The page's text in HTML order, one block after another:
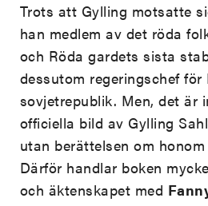
Trots att Gylling motsatte
han medlem av det röda
och Röda gardets sista
dessutom regeringschef
sovjetrepublik. Men, det är
officiella bild av Gylling
utan berättelsen om
Därför handlar boken
och äktenskapet med